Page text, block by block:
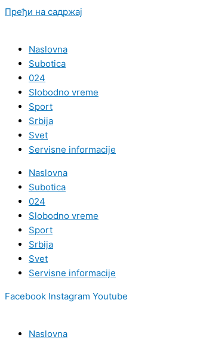
Пређи на садржај
Naslovna
Subotica
024
Slobodno vreme
Sport
Srbija
Svet
Servisne informacije
Naslovna
Subotica
024
Slobodno vreme
Sport
Srbija
Svet
Servisne informacije
Facebook Instagram Youtube
Naslovna